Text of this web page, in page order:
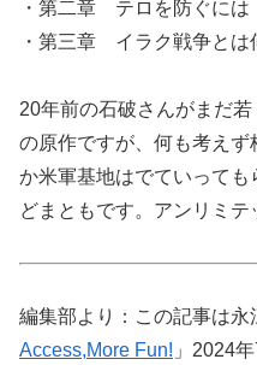
・第二章 テロを防ぐには
・第三章 イラク戦争とは
20年前の石破さんがまだ
の原作ですが、何も考えず
か米軍基地はでていって
どまともです。アンリミテ
編集部より：この記事は永
Access,More Fun! 」2024